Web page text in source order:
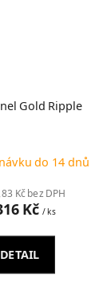
Gold Ripple
do 14 dnů
Kč bez DPH
Kč/ ks
DETAIL